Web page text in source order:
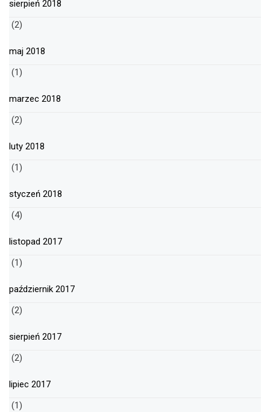
sierpień 2018
(2)
maj 2018
(1)
marzec 2018
(2)
luty 2018
(1)
styczeń 2018
(4)
listopad 2017
(1)
październik 2017
(2)
sierpień 2017
(2)
lipiec 2017
(1)